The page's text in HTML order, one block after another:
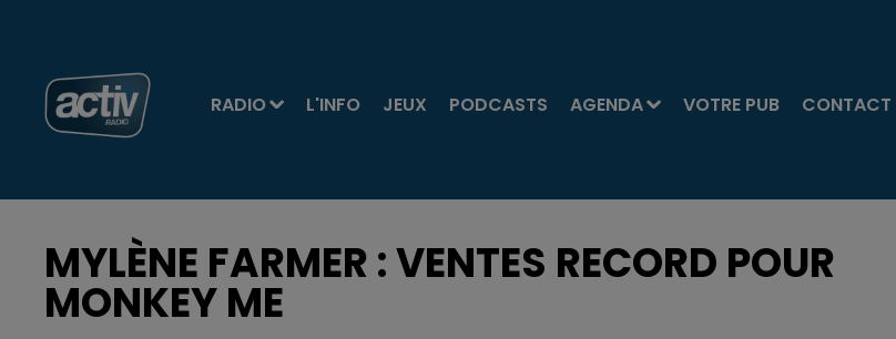
RADIO L'INFO JEUX PODCASTS AGENDA VOTRE PUB CONTACT
MYLÈNE FARMER : VENTES RECORD POUR
MONKEY ME